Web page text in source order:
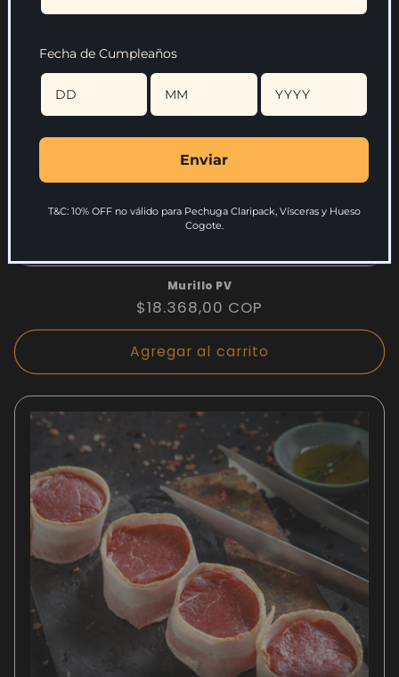
Murillo PV
Precio
habitual
$18.368,00 COP
Agregar al carrito
Fecha de Cumpleaños
Enviar
T&C: 10% OFF no válido para Pechuga Claripack, Vísceras y Hueso
Cogote.